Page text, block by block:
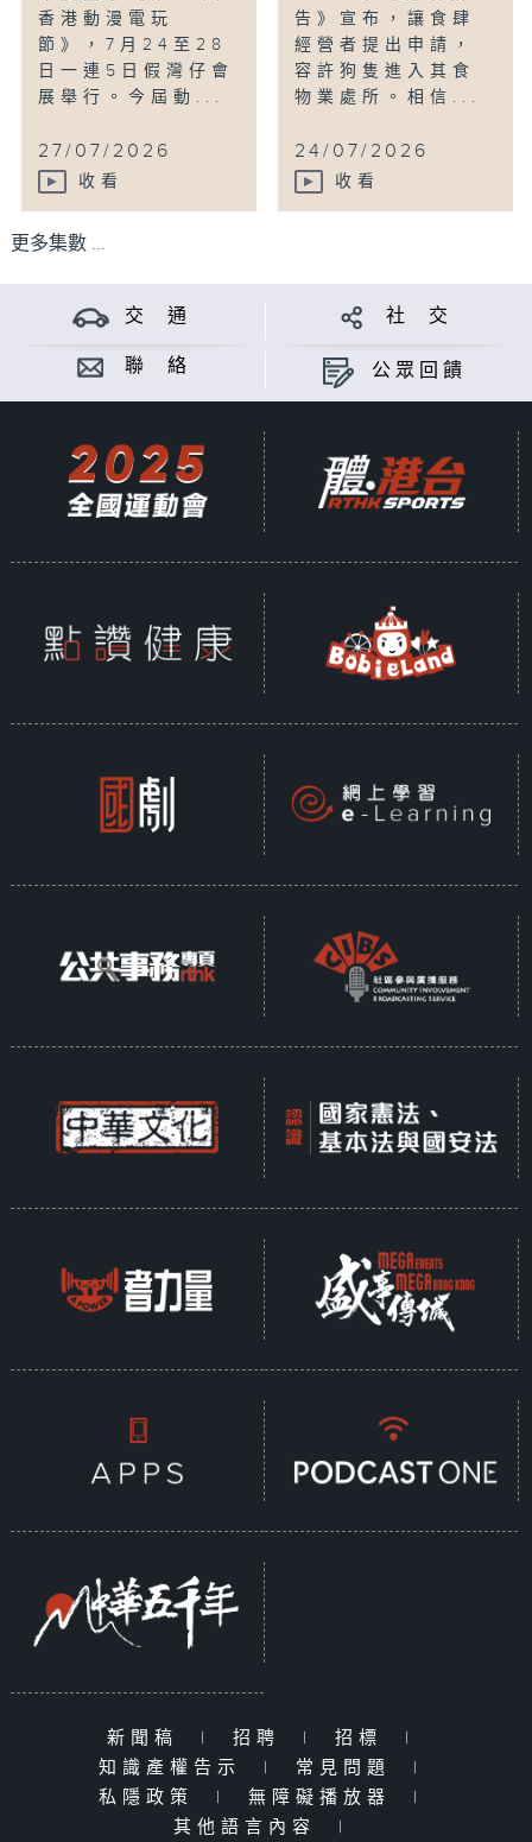
香港動漫電玩
節》，7月24至28
日一連5日假灣仔會
展舉行。今屆動...
27/07/2026
收看
告》宣布，讓食肆
經營者提出申請，
容許狗隻進入其食
物業處所。相信...
24/07/2026
收看
更多集數 ...
交 通 社 交
聯 絡 公眾回饋
新聞稿 | 招聘 | 招標
|
知識產權告示
| 常見問題
|
私隱政策
| 無障礙播放器
|
其他語言內容
|